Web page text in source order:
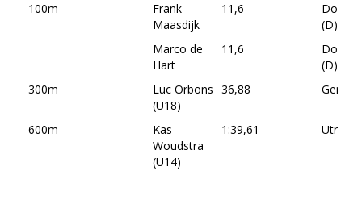
100m
Frank
Maasdijk
11,6
(D)
Marco de
Hart
11,6
(D)
300m
Luc Orbons
(U18)
36,88 Gent
600m
Kas
Woudstra
(U14)
1:39,61